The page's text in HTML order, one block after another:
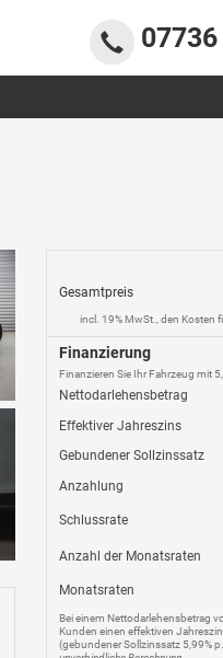
Gesamtpreis
incl. 19% MwSt., den Kosten
Finanzierung
Finanzieren Sie Ihr Fahrzeug mit
Nettodarlehensbetrag
Effektiver Jahreszins
Gebundener Sollzinssatz
Anzahlung
Schlussrate
Anzahl der Monatsraten
Monatsraten
Bei einem Nettodarlehensbetrag
Kunden einen effektiven
(gebundener Sollzinssatz 5,99%